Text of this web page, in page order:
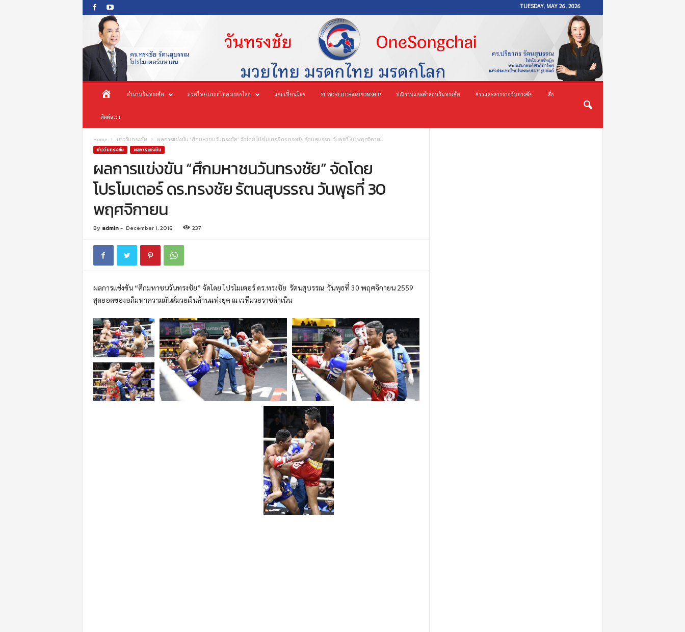
TUESDAY, MAY 26, 2026
O
o
น้
า
ก
ตำนานวันทรงชัย มวยไทย มรดกไทย มรดกโลก แชมเปี้ยนโลก S1 WORLD CHAMPIONSHIP ปณิธานและคำสอนวันทรงชัย ข่าวและสารจากวันทรงชัย สื่อ
ติดต่อเรา
Home ข่าววันทรงชัย ผลการแข่งขัน “ศึกมหาชนวันทรงชัย” จัดโดย โปรโมเตอร์ ดร.ทรงชัย รัตนสุบรรณ วันพุธที่ 30 พฤศจิกายน
ข่าววันทรงชัย ผลการแข่งขัน
ผลการแข่งขัน “ศึกมหาชนวันทรงชัย” จัดโดย
โปรโมเตอร์ ดร.ทรงชัย รัตนสุบรรณ วันพุธที่ 30
พฤศจิกายน
By admin- December 1, 2016 237
ผลการแข่งขัน “ศึกมหาชนวันทรงชัย” จัดโดย โปรโมเตอร์ ดร.ทรงชัย รัตนสุบรรณ วันพุธที่ 30 พฤศจิกายน 2559
สุดยอดของอภิมหาความมันส์มวยเงินล้านแห่งยุค ณ เวทีมวยราชดำเนิน